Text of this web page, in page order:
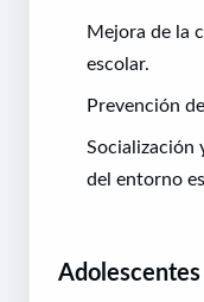
Mejora de la
escolar.
Prevención
Socialización
del entorno